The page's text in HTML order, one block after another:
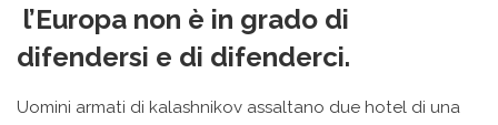
l’Europa non è in grado di
difendersi e di difenderci.
Uomini armati di kalashnikov assaltano due hotel di una